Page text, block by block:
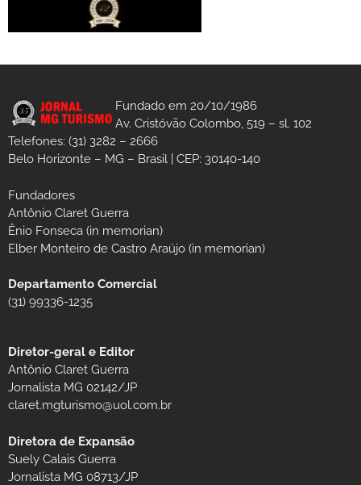
Fundado em 20/10/1986
Av. Cristóvão Colombo, 519 – sl. 102
Telefones: (31) 3282 – 2666
Belo Horizonte – MG – Brasil | CEP: 30140-140
Fundadores
Antônio Claret Guerra
Ênio Fonseca (in memorian)
Elber Monteiro de Castro Araújo (in memorian)
Departamento Comercial
(31) 99336-1235
Diretor-geral e Editor
Antônio Claret Guerra
Jornalista MG 02142/JP
claret.mgturismo@uol.com.br
Diretora de Expansão
Suely Calais Guerra
Jornalista MG 08713/JP